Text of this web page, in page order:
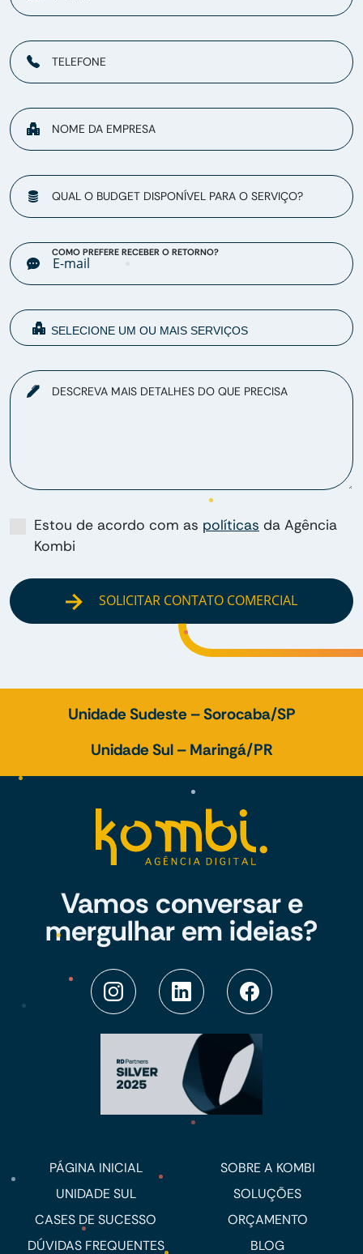
TELEFONE
NOME DA EMPRESA
QUAL O BUDGET DISPONÍVEL PARA O SERVIÇO?
COMO PREFERE RECEBER O RETORNO?
DESCREVA MAIS DETALHES DO QUE PRECISA
Estou de acordo com as políticas da Agência
Kombi
SOLICITAR CONTATO COMERCIAL
Unidade Sudeste – Sorocaba/SP
Unidade Sul – Maringá/PR
Vamos conversar e
mergulhar em ideias?
PÁGINA INICIAL
SOBRE A KOMBI
UNIDADE SUL
SOLUÇÕES
CASES DE SUCESSO
ORÇAMENTO
DÚVIDAS FREQUENTES
BLOG